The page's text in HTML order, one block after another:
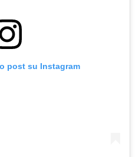
post su Instagram